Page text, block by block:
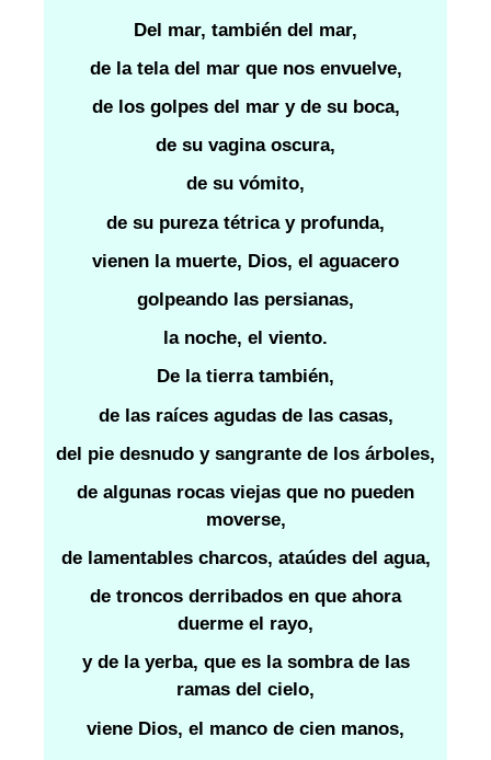
Del mar, también del mar,
de la tela del mar que nos envuelve,
de los golpes del mar y de su boca,
de su vagina oscura,
de su vómito,
de su pureza tétrica y profunda,
vienen la muerte, Dios, el aguacero
golpeando las persianas,
la noche, el viento.
De la tierra también,
de las raíces agudas de las casas,
del pie desnudo y sangrante de los árboles,
de algunas rocas viejas que no pueden
moverse,
de lamentables charcos, ataúdes del agua,
de troncos derribados en que ahora
duerme el rayo,
y de la yerba, que es la sombra de las
ramas del cielo,
viene Dios, el manco de cien manos,